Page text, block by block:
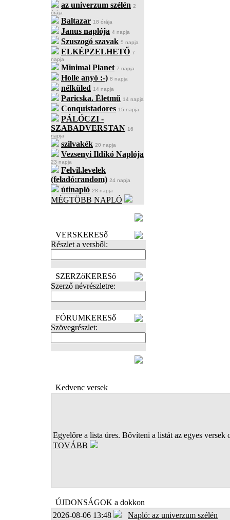
az univerzum szélén 2
órája
Baltazar 18 órája
Janus naplója 4 napja
Szuszogó szavak 5 napja
ELKÉPZELHETŐ 7
napja
Minimal Planet 7 napja
Holle anyó :-) 8 napja
nélküled 14 napja
Paricska. Életmű 14 napja
Conquistadores 15 napja
PÁLÓCZI -
SZABADVERSTAN 16
napja
szilvakék 20 napja
Vezsenyi Ildikó Naplója
23 napja
Felvil.levelek
(feladó:random) 24 napja
útinapló 28 napja
MÉGTÖBB NAPLÓ
VERSKERESő
Részlet a versből:
SZERZőKERESő
Szerző névrészletre:
FÓRUMKERESő
Szövegrészlet:
Kedvenc versek
Egyelőre a lista üres. Bővíteni a listát az egyes versek
TOVÁBB
ÚJDONSÁGOK a dokkon
2026-08-06 13:48
Napló: az univerzum szélén